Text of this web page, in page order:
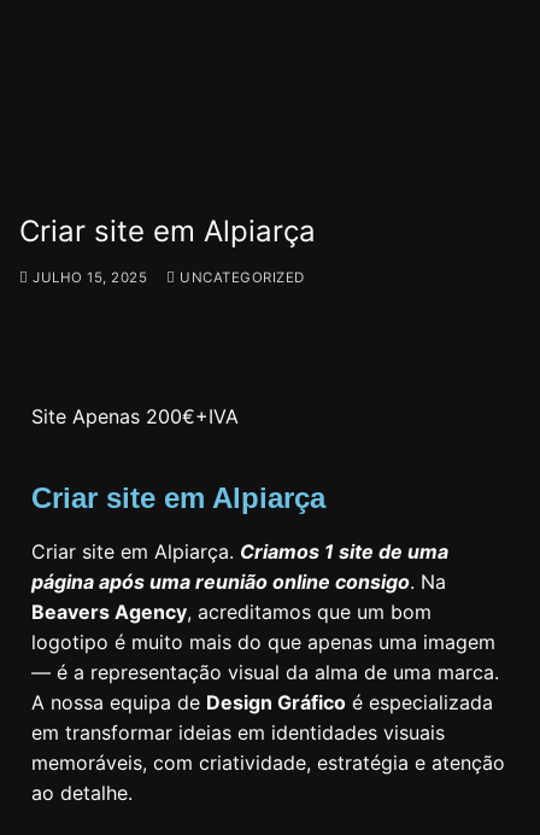
Criar site em Alpiarça
JULHO 15, 2025 UNCATEGORIZED
Site Apenas 200€+IVA
Criar site em Alpiarça
Criar site em Alpiarça. Criamos 1 site de uma
página após uma reunião online consigo. Na
Beavers Agency, acreditamos que um bom
logotipo é muito mais do que apenas uma imagem
— é a representação visual da alma de uma marca.
A nossa equipa de Design Gráfico é especializada
em transformar ideias em identidades visuais
memoráveis, com criatividade, estratégia e atenção
ao detalhe.